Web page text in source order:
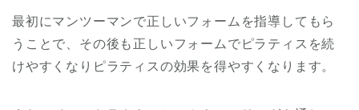
最初にマンツーマンで正しいフォームを指導してもら
うことで、その後も正しいフォームでピラティスを続
けやすくなりピラティスの効果を得やすくなります。